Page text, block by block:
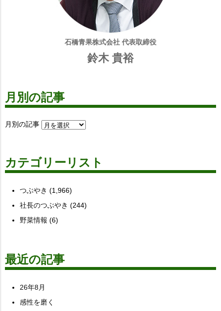
石橋青果株式会社 代表取締役
鈴木 貴裕
月別の記事
月別の記事
カテゴリーリスト
つぶやき (1,966)
社長のつぶやき (244)
野菜情報 (6)
最近の記事
26年8月
感性を磨く